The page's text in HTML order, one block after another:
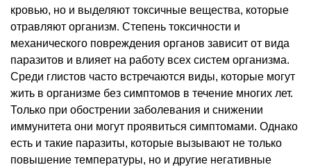
кровью, но и выделяют токсичные вещества, которые
отравляют организм. Степень токсичности и
механического повреждения органов зависит от вида
паразитов и влияет на работу всех систем организма.
Среди глистов часто встречаются виды, которые могут
жить в организме без симптомов в течение многих лет.
Только при обострении заболевания и снижении
иммунитета они могут проявиться симптомами. Однако
есть и такие паразиты, которые вызывают не только
повышение температуры, но и другие негативные